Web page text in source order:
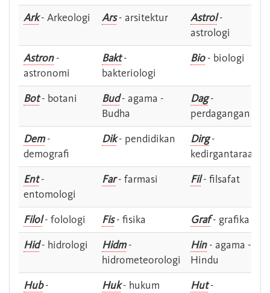
Ark- Arkeologi Ars- arsitektur Astrol-
astrologi
Astron-
astronomi
Bakt-
bakteriologi
Bio- biologi
Bot- botani Bud- agama -
Budha
Dag-
perdagangan
Dem-
demografi
Dik- pendidikan Dirg-
kedirgantaraan
Ent-
entomologi
Far- farmasi Fil- filsafat
Filol- folologi Fis- fisika Graf- grafika
Hid- hidrologi Hidm-
hidrometeorologi
Hin- agama -
Hindu
Hub-
Huk- hukum Hut-